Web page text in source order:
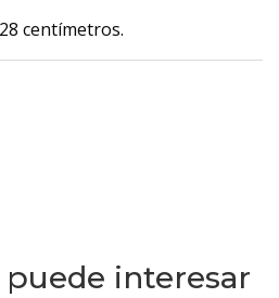
centímetros.
interesar